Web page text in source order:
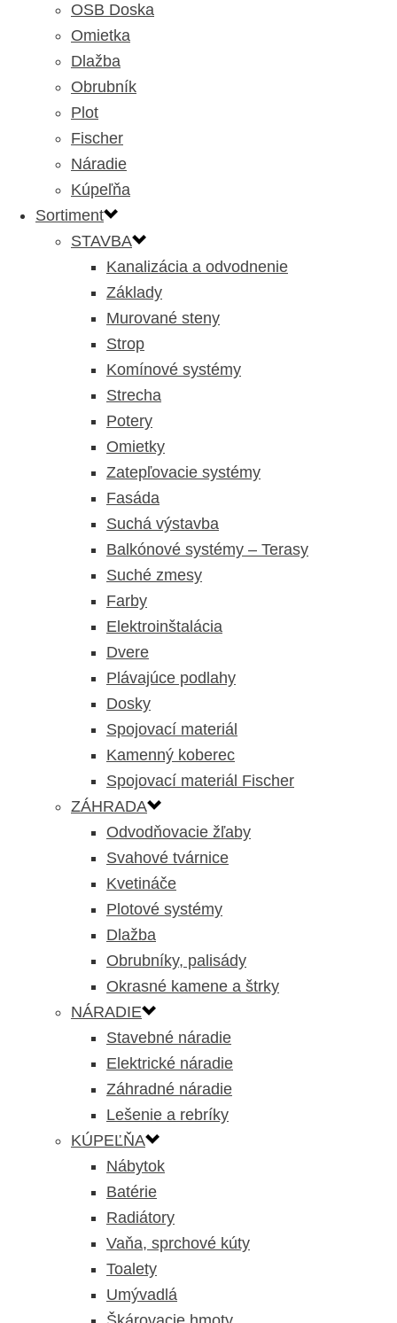
OSB Doska
Omietka
Dlažba
Obrubník
Plot
Fischer
Náradie
Kúpeľňa
Sortiment
STAVBA
Kanalizácia a odvodnenie
Základy
Murované steny
Strop
Komínové systémy
Strecha
Potery
Omietky
Zatepľovacie systémy
Fasáda
Suchá výstavba
Balkónové systémy – Terasy
Suché zmesy
Farby
Elektroinštalácia
Dvere
Plávajúce podlahy
Dosky
Spojovací materiál
Kamenný koberec
Spojovací materiál Fischer
ZÁHRADA
Odvodňovacie žľaby
Svahové tvárnice
Kvetináče
Plotové systémy
Dlažba
Obrubníky, palisády
Okrasné kamene a štrky
NÁRADIE
Stavebné náradie
Elektrické náradie
Záhradné náradie
Lešenie a rebríky
KÚPEĽŇA
Nábytok
Batérie
Radiátory
Vaňa, sprchové kúty
Toalety
Umývadlá